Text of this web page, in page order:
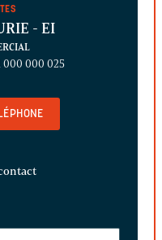
- EI
000 000 025